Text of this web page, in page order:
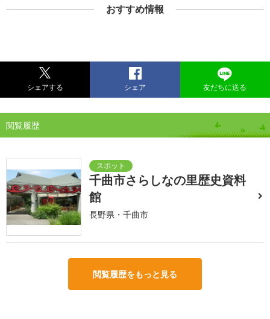
おすすめ情報
シェアする シェア 友だちに送る
閲覧履歴
千曲市さらしなの里歴史資料
館
長野県・千曲市
閲覧履歴をもっと見る